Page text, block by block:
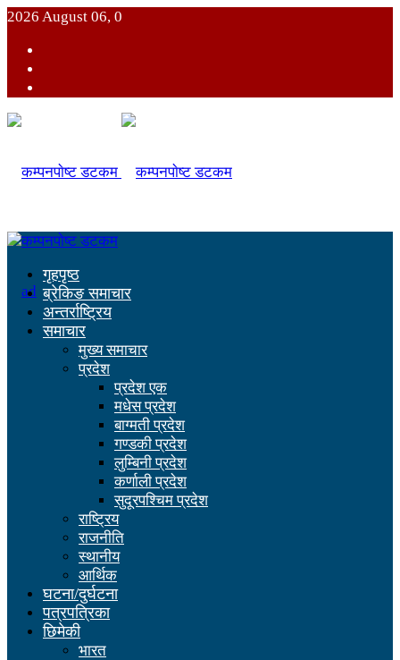
2026 August 06, 0
गृहपृष्ठ
ब्रेकिङ समाचार
अन्तर्राष्ट्रिय
समाचार
मुख्य समाचार
प्रदेश
प्रदेश एक
मधेस प्रदेश
बाग्मती प्रदेश
गण्डकी प्रदेश
लुम्बिनी प्रदेश
कर्णाली प्रदेश
सुदूरपश्चिम प्रदेश
राष्ट्रिय
राजनीति
स्थानीय
आर्थिक
घटना/दुर्घटना
पत्रपत्रिका
छिमेकी
भारत